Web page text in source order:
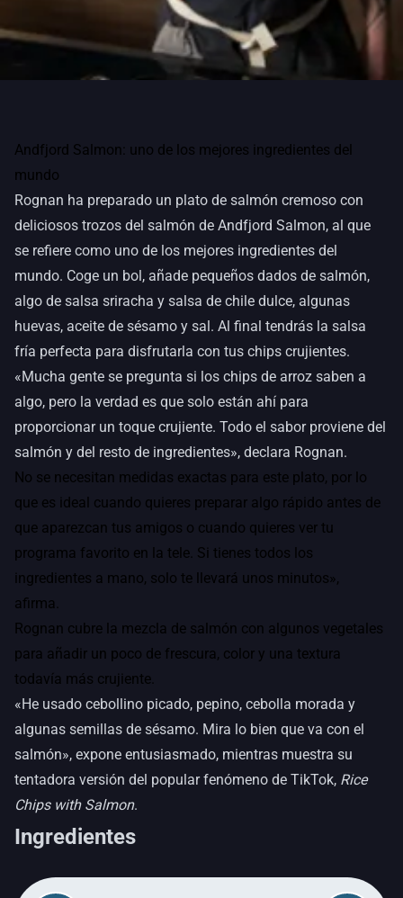
Andfjord Salmon: uno de los mejores ingredientes del
mundo
Rognan ha preparado un plato de salmón cremoso con
deliciosos trozos del salmón de Andfjord Salmon, al que
se refiere como uno de los mejores ingredientes del
mundo. Coge un bol, añade pequeños dados de salmón,
algo de salsa sriracha y salsa de chile dulce, algunas
huevas, aceite de sésamo y sal. Al final tendrás la salsa
fría perfecta para disfrutarla con tus chips crujientes.
«Mucha gente se pregunta si los chips de arroz saben a
algo, pero la verdad es que solo están ahí para
proporcionar un toque crujiente. Todo el sabor proviene del
salmón y del resto de ingredientes», declara Rognan.
No se necesitan medidas exactas para este plato, por lo
que es ideal cuando quieres preparar algo rápido antes de
que aparezcan tus amigos o cuando quieres ver tu
programa favorito en la tele. Si tienes todos los
ingredientes a mano, solo te llevará unos minutos»,
afirma.
Rognan cubre la mezcla de salmón con algunos vegetales
para añadir un poco de frescura, color y una textura
todavía más crujiente.
«He usado cebollino picado, pepino, cebolla morada y
algunas semillas de sésamo. Mira lo bien que va con el
salmón», expone entusiasmado, mientras muestra su
tentadora versión del popular fenómeno de TikTok, Rice
Chips with Salmon.
Ingredientes